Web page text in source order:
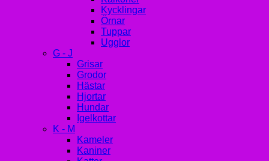
Kycklingar
Örnar
Tuppar
Ugglor
G - J
Grisar
Grodor
Hästar
Hjortar
Hundar
Igelkottar
K - M
Kameler
Kaniner